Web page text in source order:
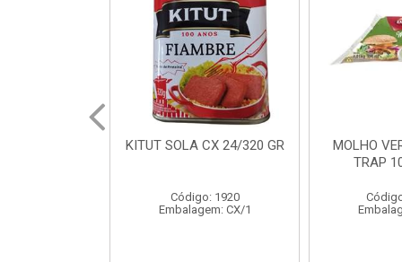
MOLHO VERDE D'AJUDA
Código: 13751
Embalagem: CX/1
FRUTAS
CX